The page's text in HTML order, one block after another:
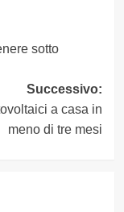
sotto
Successivo:
a casa in
meno di tre mesi